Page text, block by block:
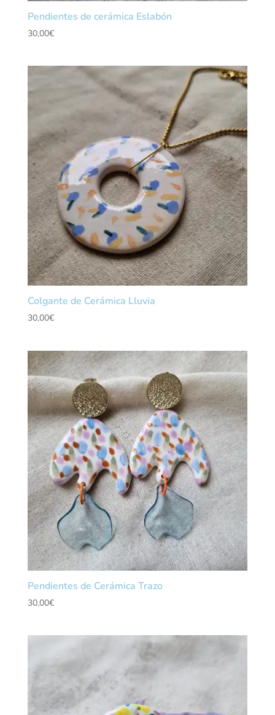
Pendientes de cerámica Eslabón
30,00€
Colgante de Cerámica Lluvia
30,00€
Pendientes de Cerámica Trazo
30,00€